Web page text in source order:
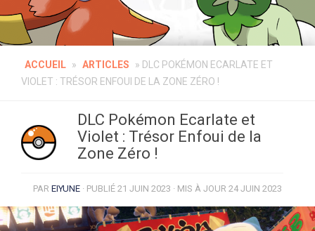
ACCUEIL » ARTICLES » DLC POKÉMON ECARLATE ET
VIOLET : TRÉSOR ENFOUI DE LA ZONE ZÉRO !
DLC Pokémon Ecarlate et
Violet : Trésor Enfoui de la
Zone Zéro !
PAR EIYUNE · PUBLIÉ 21 JUIN 2023 · MIS À JOUR 24 JUIN 2023